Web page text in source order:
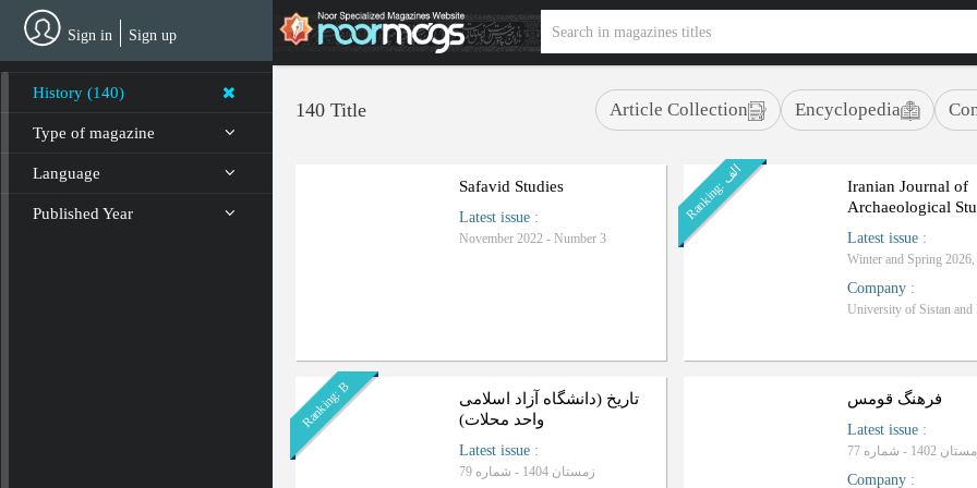
content
Sign in Sign up
History (140)
Type of magazine
Language
Published Year
140 Title Encyclopedia
Article Collection
Safavid Studies
Latest issue :
November 2022 - Number 3
R
a
n
k
i
n
g
:
ا
ل
ف
Iranian Journal of
Archaeological
Latest issue :
Company :
Ranking: B
تاریخ (دانشگاه آزاد اسلامی
واحد محلات)
Latest issue :
زمستان 1404 - شماره 79
فرهنگ قومس
Latest issue :
1402 - شماره 77
Company :